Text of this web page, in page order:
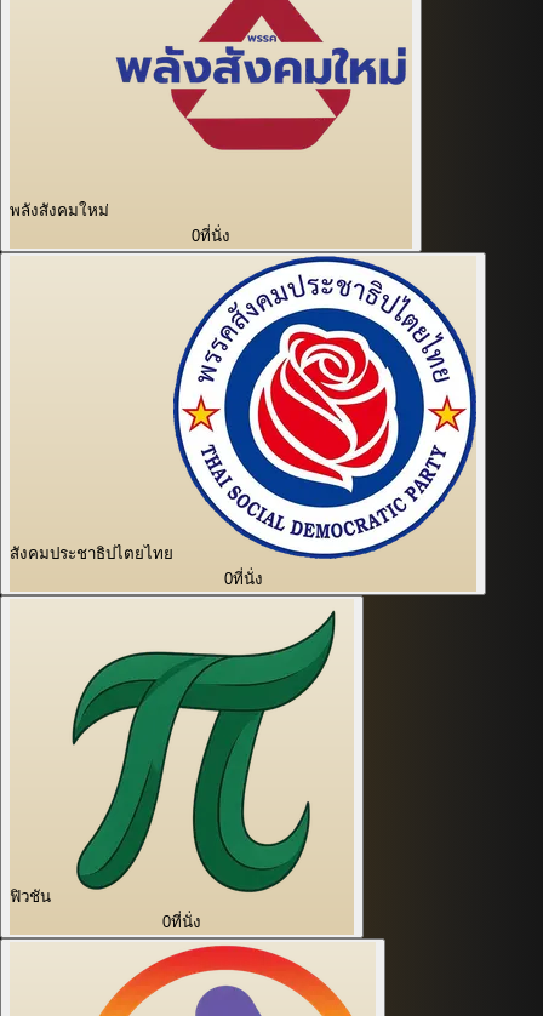
พลังสังคมใหม่
0ที่นั่ง
สังคมประชาธิปไตยไทย
0ที่นั่ง
ฟิวชัน
0ที่นั่ง